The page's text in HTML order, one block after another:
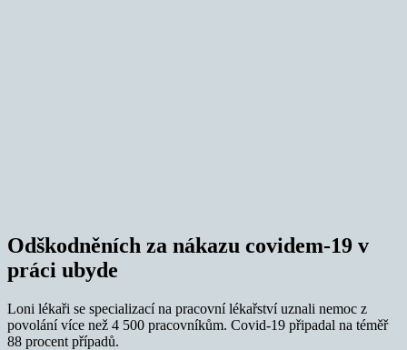
Odškodněních za nákazu covidem-19 v
práci ubyde
Loni lékaři se specializací na pracovní lékařství uznali nemoc z
povolání více než 4 500 pracovníkům. Covid-19 připadal na téměř
88 procent případů.